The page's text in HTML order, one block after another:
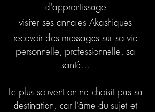
d'apprentissage
visiter ses annales Akashiques
recevoir des messages sur sa vie
personnelle, professionnelle, sa
santé...
Le plus souvent on ne choisit pas sa
destination, car l'âme du sujet et